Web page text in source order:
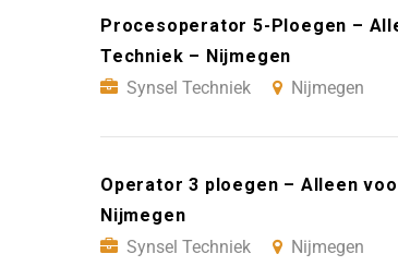
Procesoperator 5-Ploegen –
Techniek – Nijmegen
Synsel Techniek
Nijmegen
Operator 3 ploegen – Alleen
Nijmegen
Synsel Techniek
Nijmegen